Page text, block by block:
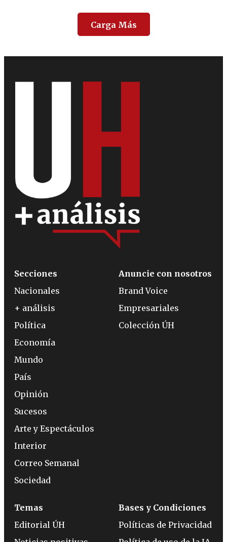
Carga Más
Secciones
Nacionales
+ análisis
Política
Economía
Mundo
País
Opinión
Sucesos
Arte y Espectáculos
Interior
Correo Semanal
Sociedad
Anuncie con nosotros
Brand Voice
Empresariales
Colección ÚH
Temas
Editorial ÚH
Bases y Condiciones
Políticas de Privacidad